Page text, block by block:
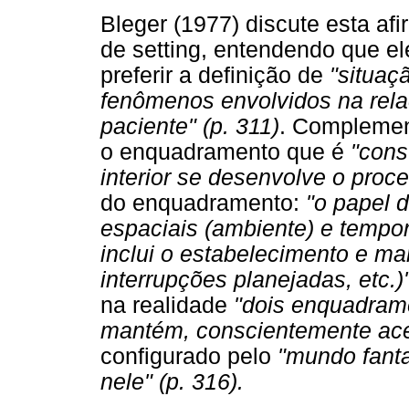
Bleger (1977) discute esta
de setting, entendendo que
preferir a definição de
fenômenos envolvidos na
paciente" (p. 311).
o enquadramento que é
interior se desenvolve o
do enquadramento: "o papel
espaciais (ambiente) e
inclui o estabelecimento e
interrupções planejadas,
na realidade "dois
mantém, conscientemente
configurado pelo "mundo
nele" (p. 316).